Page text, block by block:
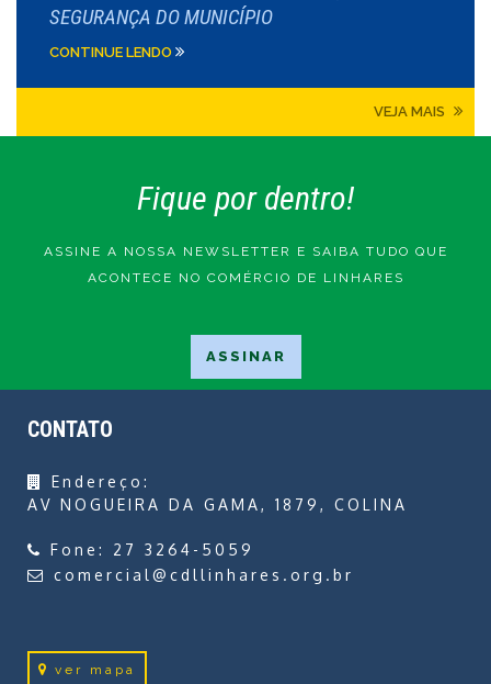
SEGURANÇA DO MUNICÍPIO
CONTINUE LENDO
VEJA MAIS
Fique por dentro!
ASSINE A NOSSA NEWSLETTER E SAIBA TUDO QUE
ACONTECE NO COMÉRCIO DE LINHARES
CONTATO
Endereço:
AV NOGUEIRA DA GAMA, 1879, COLINA
Fone: 27 3264-5059
comercial@cdllinhares.org.br
ver mapa